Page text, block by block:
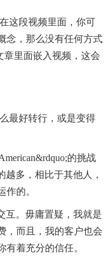
这段视频里面，你可
念，那么没有任何方式
章里面嵌入视频，这会
最好转行，或是变得
的挑战
多，相比于其他人，
作的。
互。毋庸置疑，我就是
，而且，我的客户也会
着充分的信任。